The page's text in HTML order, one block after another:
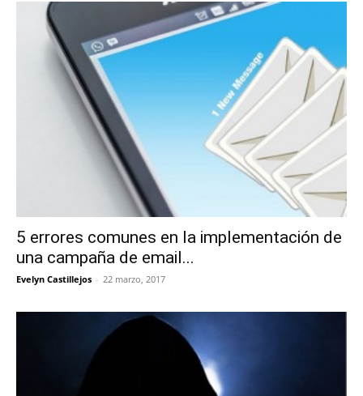
5 errores comunes en la implementación de
una campaña de email...
Evelyn Castillejos - 22 marzo, 2017